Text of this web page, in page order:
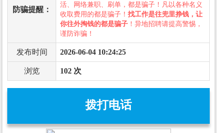
防骗提醒：
活、网络兼职、刷单，都是骗子！凡以各种名义
收取费用的都是骗子！ 找工作是往兜里挣钱，让
你往外掏钱的都是骗子 ！异地招聘请提高警惕，
谨防诈骗！
发布时间 2026-06-04 10:24:25
浏览 102 次
拨打电话